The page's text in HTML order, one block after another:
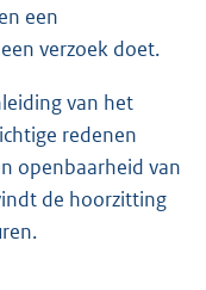
een
verzoek doet.
van het
redenen
openbaarheid van
de hoorzitting